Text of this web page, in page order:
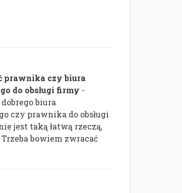
prawnika czy biura
do obsługi firmy -
biura
czy prawnika do obsługi
jest taką łatwą rzeczą,
bowiem zwracać